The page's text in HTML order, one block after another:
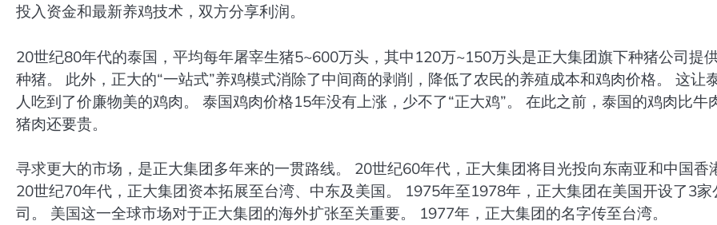
投入资金和最新养鸡技术，双方分享利润。
20世纪80年代的泰国，平均每年屠宰生猪5~600万头，其中120万~150万头是正大集团旗下种猪公司提
种猪。 此外，正大的“一站式”养鸡模式消除了中间商的剥削，降低了农民的养殖成本和鸡肉价格。 这让
人吃到了价廉物美的鸡肉。 泰国鸡肉价格15年没有上涨，少不了“正大鸡”。 在此之前，泰国的鸡肉比牛
猪肉还要贵。
寻求更大的市场，是正大集团多年来的一贯路线。 20世纪60年代，正大集团将目光投向东南亚和中国香
20世纪70年代，正大集团资本拓展至台湾、中东及美国。 1975年至1978年，正大集团在美国开设了3家
司。 美国这一全球市场对于正大集团的海外扩张至关重要。 1977年，正大集团的名字传至台湾。